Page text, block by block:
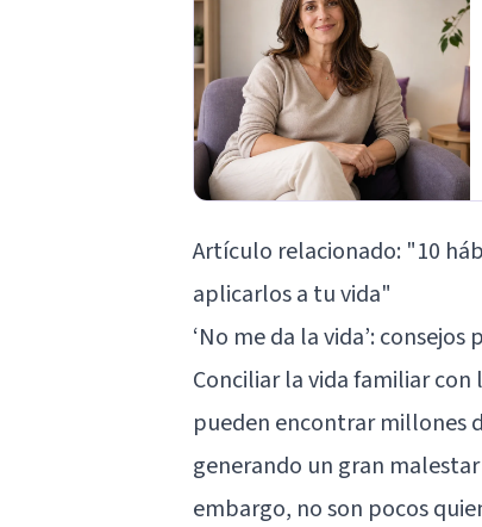
Artículo relacionado: "10
aplicarlos a tu vida"
‘No me da la vida’:
Conciliar la vida familiar
pueden encontrar millones
generando un gran
embargo, no son pocos